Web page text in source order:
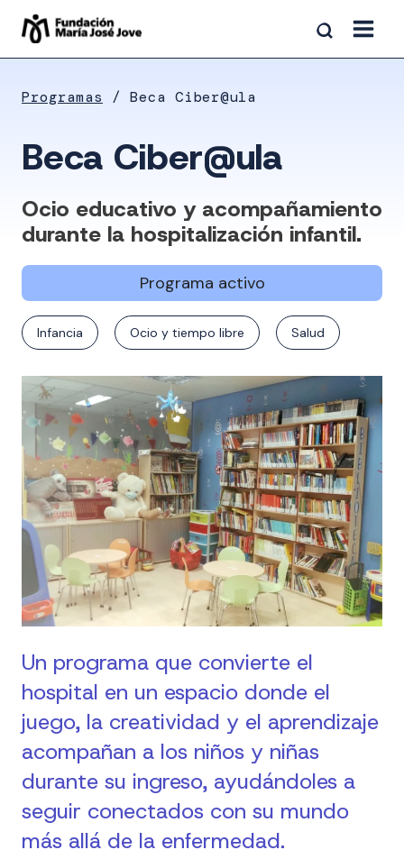
Saltar
contenido
Programas Beca Ciber@ula
Beca Ciber@ula
Ocio educativo y acompañamiento
durante la hospitalización infantil.
Programa activo
Infancia Ocio y tiempo libre Salud
Un programa que convierte el
hospital en un espacio donde el
juego, la creatividad y el aprendizaje
acompañan a los niños y niñas
durante su ingreso, ayudándoles a
seguir conectados con su mundo
más allá de la enfermedad.